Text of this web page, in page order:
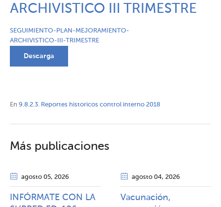
ARCHIVISTICO III TRIMESTRE
SEGUIMIENTO-PLAN-MEJORAMIENTO-
ARCHIVISTICO-III-TRIMESTRE
Descarga
En 9.8.2.3. Reportes historicos control interno 2018
Más publicaciones
agosto 05, 2026
INFÓRMATE CON LA
agosto 04, 2026
Vacunación,